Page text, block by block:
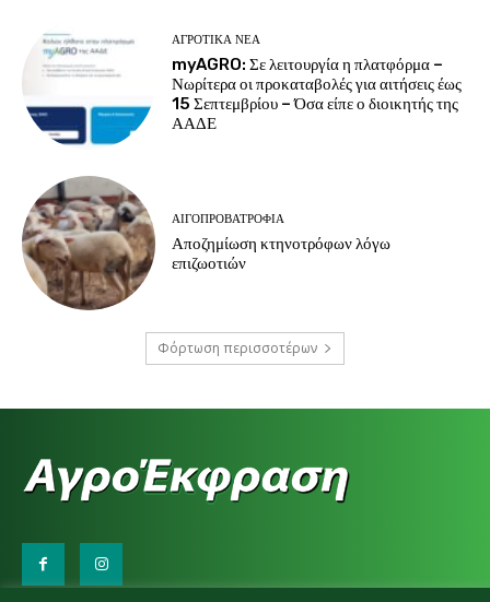
ΑΓΡΟΤΙΚΆ ΝΈΑ
myAGRO: Σε λειτουργία η πλατφόρμα –
Νωρίτερα οι προκαταβολές για αιτήσεις έως
15 Σεπτεμβρίου – Όσα είπε ο διοικητής της
ΑΑΔΕ
ΑΙΓΟΠΡΟΒΑΤΡΟΦΊΑ
Αποζημίωση κτηνοτρόφων λόγω
επιζωοτιών
Φόρτωση περισσοτέρων